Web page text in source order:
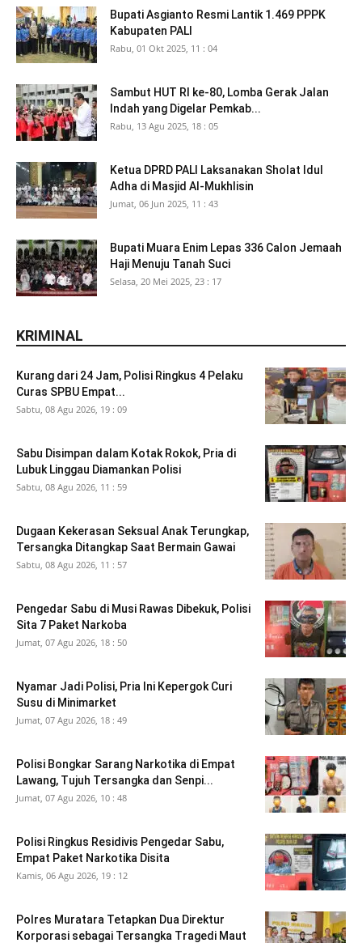
Bupati Asgianto Resmi Lantik 1.469 PPPK
Kabupaten PALI
Rabu, 01 Okt 2025, 11 : 04
Sambut HUT RI ke-80, Lomba Gerak Jalan
Indah yang Digelar Pemkab...
Rabu, 13 Agu 2025, 18 : 05
Ketua DPRD PALI Laksanakan Sholat Idul
Adha di Masjid Al-Mukhlisin
Jumat, 06 Jun 2025, 11 : 43
Bupati Muara Enim Lepas 336 Calon Jemaah
Haji Menuju Tanah Suci
Selasa, 20 Mei 2025, 23 : 17
KRIMINAL
Kurang dari 24 Jam, Polisi Ringkus 4 Pelaku
Curas SPBU Empat...
Sabtu, 08 Agu 2026, 19 : 09
Sabu Disimpan dalam Kotak Rokok, Pria di
Lubuk Linggau Diamankan Polisi
Sabtu, 08 Agu 2026, 11 : 59
Dugaan Kekerasan Seksual Anak Terungkap,
Tersangka Ditangkap Saat Bermain Gawai
Sabtu, 08 Agu 2026, 11 : 57
Pengedar Sabu di Musi Rawas Dibekuk, Polisi
Sita 7 Paket Narkoba
Jumat, 07 Agu 2026, 18 : 50
Nyamar Jadi Polisi, Pria Ini Kepergok Curi
Susu di Minimarket
Jumat, 07 Agu 2026, 18 : 49
Polisi Bongkar Sarang Narkotika di Empat
Lawang, Tujuh Tersangka dan Senpi...
Jumat, 07 Agu 2026, 10 : 48
Polisi Ringkus Residivis Pengedar Sabu,
Empat Paket Narkotika Disita
Kamis, 06 Agu 2026, 19 : 12
Polres Muratara Tetapkan Dua Direktur
Korporasi sebagai Tersangka Tragedi Maut